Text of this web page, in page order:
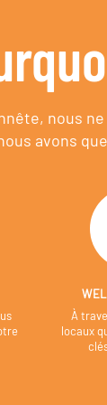
nous
avons
À
locaux